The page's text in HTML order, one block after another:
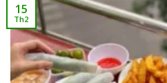
15
Th2